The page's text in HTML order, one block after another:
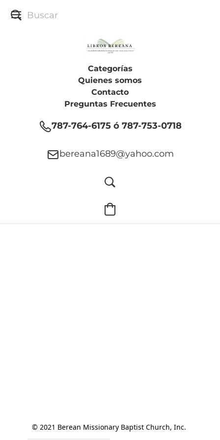
Categorías
Quienes somos
Contacto
Preguntas Frecuentes
787-764-6175 ó 787-753-0718
bereana1689@yahoo.com
© 2021 Berean Missionary Baptist Church, Inc.